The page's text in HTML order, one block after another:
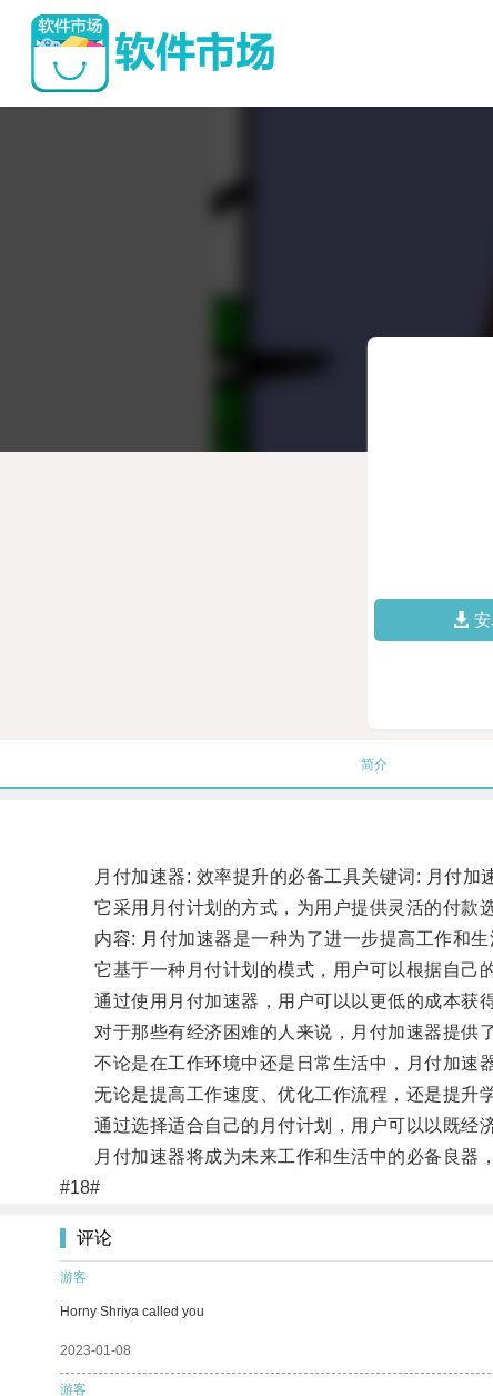
简介
月付加速器: 效率提升的必备工具关键词: 月付加速
它采用月付计划的方式，为用户提供灵活的付款
内容: 月付加速器是一种为了进一步提高工作和生
它基于一种月付计划的模式，用户可以根据自己的
通过使用月付加速器，用户可以以更低的成本获得
对于那些有经济困难的人来说，月付加速器提供了
不论是在工作环境中还是日常生活中，月付加速器
无论是提高工作速度、优化工作流程，还是提升学
通过选择适合自己的月付计划，用户可以以既经济
月付加速器将成为未来工作和生活中的必备良器，
#18#
评论
游客
Horny Shriya called you
2023-01-08
游客